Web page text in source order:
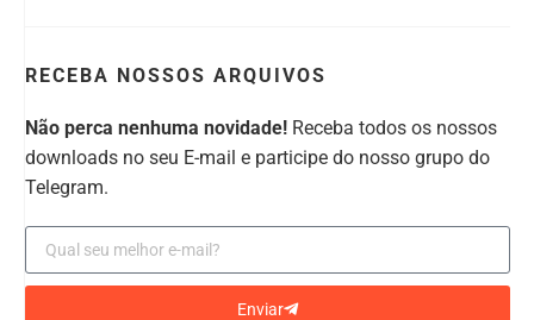
RECEBA NOSSOS ARQUIVOS
Não perca nenhuma novidade! Receba todos os nossos
downloads no seu E-mail e participe do nosso grupo do
Telegram.
Enviar